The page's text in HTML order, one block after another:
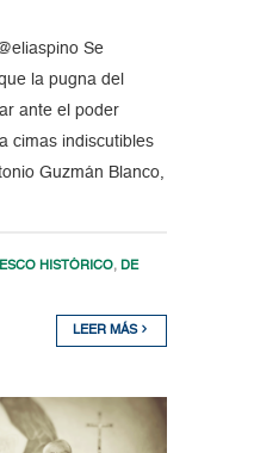
Se
la pugna del
ante el poder
cimas indiscutibles
Guzmán Blanco,
HISTÓRICO, DE
LEER MÁS